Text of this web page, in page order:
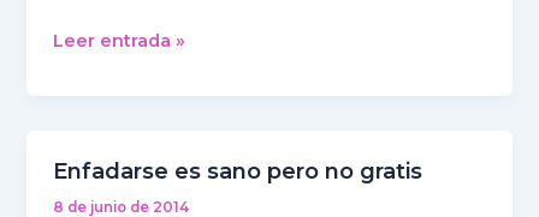
Leer entrada »
Enfadarse es sano pero no gratis
8 de junio de 2014
Enfadarse
es